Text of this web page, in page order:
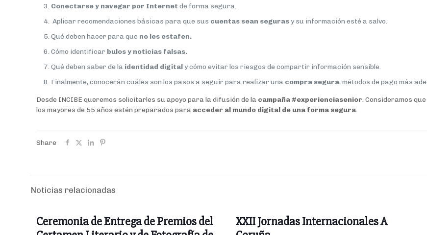
Conectarse y navegar por Internet de forma segura.
Aplicar recomendaciones básicas para que sus cuentas sean segurasy su información esté a salvo.
Qué deben hacer para que no les estafen.
Cómo identificar bulos y noticias falsas.
Qué deben saber de la identidad digitaly cómo evitar los riesgos de compartir información sensible.
Finalmente, conocerán cuáles son los pasos a seguir para realizar una compra segura, métodos de pago más
Desde INCIBE queremos solicitarles su apoyo para la difusión de la campaña #experienciasenior. Consideramos
los mayores de 55 años estén preparados para acceder al mundo digital de una forma segura.
Share
Noticias relacionadas
Ceremonia de Entrega de Premios del
XXII Jornadas Internacionales A